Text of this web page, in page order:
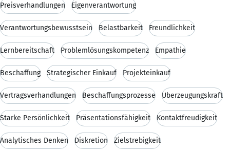
Preisverhandlungen Eigenverantwortung
Verantwortungsbewusstsein Belastbarkeit Freundlichkeit
Lernbereitschaft Problemlösungskompetenz Empathie
Beschaffung Strategischer Einkauf Projekteinkauf
Vertragsverhandlungen Beschaffungsprozesse Überzeugungskraft
Starke Persönlichkeit Präsentationsfähigkeit Kontaktfreudigkeit
Analytisches Denken Diskretion Zielstrebigkeit